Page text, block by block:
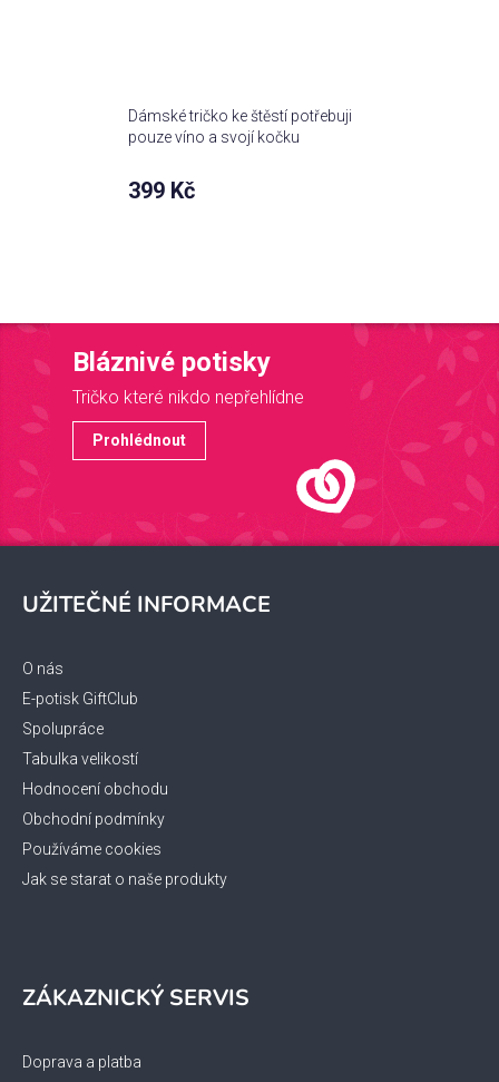
Dámské tričko ke štěstí potřebuji
pouze víno a svojí kočku
399 Kč
Bláznivé potisky
Tričko které nikdo nepřehlídne
Prohlédnout
UŽITEČNÉ INFORMACE
O nás
E-potisk GiftClub
Spolupráce
Tabulka velikostí
Hodnocení obchodu
Obchodní podmínky
Používáme cookies
Jak se starat o naše produkty
ZÁKAZNICKÝ SERVIS
Doprava a platba